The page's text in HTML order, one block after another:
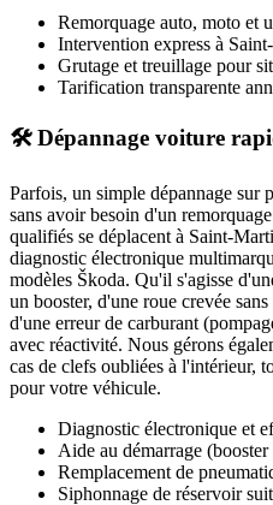
Remorquage auto, moto et
Intervention express à
Grutage et treuillage pour
Tarification transparente
🛠️ Dépannage voiture
Parfois, un simple dépannage sur
sans avoir besoin d'un
qualifiés se déplacent à Saint-
diagnostic électronique
modèles Škoda. Qu'il s'agisse
un booster, d'une roue crevée
d'une erreur de carburant
avec réactivité. Nous gérons
cas de clefs oubliées à l'intérieur,
pour votre véhicule.
Diagnostic électronique et
Aide au démarrage
Remplacement de
Siphonnage de réservoir